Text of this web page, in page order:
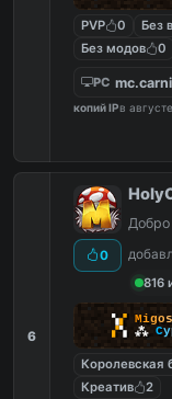
PVP 0 Без
Без модов
0
PC
копий IPв августе
6
0
Добро
816
▚▞ Migos
▞▚ ⁂ Су
Королевская
Креатив
2